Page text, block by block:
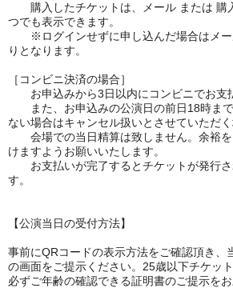
購入したチケットは、メール または 購
つでも表示できます。
※ログインせずに申し込んだ場合はメー
りとなります。
［コンビニ決済の場合］
お申込みから3日以内にコンビニでお支
また、お申込みの公演日の前日18時まで
ない場合はキャンセル扱いとさせていただく
会場での当日精算は致しません。余裕を
けますようお願いいたします。
お支払いが完了するとチケットが発行さ
す。
【公演当日の受付方法】
事前にQRコードの表示方法をご確認頂き、
の画面をご提示ください。25歳以下チケッ
必ずご年齢の確認できる証明書のご提示をお